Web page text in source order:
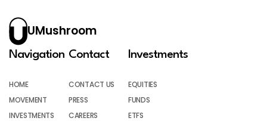
UMushroom
Navigation
HOME
MOVEMENT
INVESTMENTS
Contact
CONTACT US
PRESS
CAREERS
Investments
EQUITIES
FUNDS
ETFS